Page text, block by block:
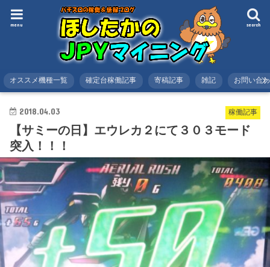
search
menu
オススメ機種一覧 確定台稼働記事 寄稿記事 雑記 お問い合
HOME スロット 稼働記事 【サミーの日】エウレカ２にて３０３モード突入！！！
稼働記事
2018.04.03
【サミーの日】エウレカ２にて３０３モード
突入！！！